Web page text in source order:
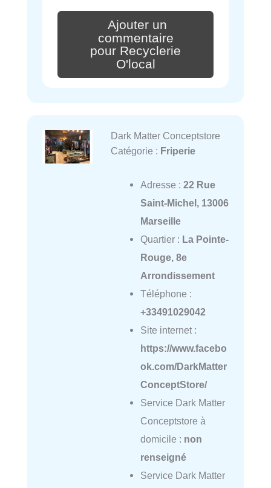
Ajouter un
commentaire
pour Recyclerie
O'local
Dark Matter Conceptstore
Catégorie : Friperie
Adresse : 22 Rue
Saint-Michel, 13006
Marseille
Quartier : La Pointe-
Rouge, 8e
Arrondissement
Téléphone :
+33491029042
Site internet :
https://www.facebo
ok.com/DarkMatter
ConceptStore/
Service Dark Matter
Conceptstore à
domicile : non
renseigné
Service Dark Matter